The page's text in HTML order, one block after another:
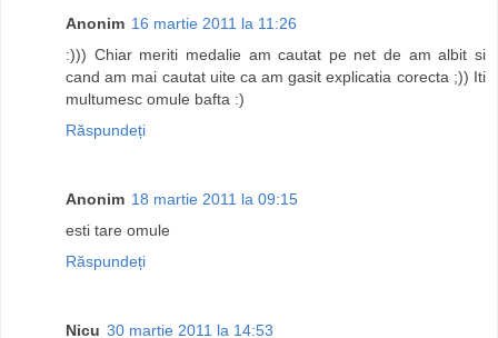
Anonim 16 martie 2011 la 11:26
:))) Chiar meriti medalie am cautat pe net de am albit si
cand am mai cautat uite ca am gasit explicatia corecta ;)) Iti
multumesc omule bafta :)
Răspundeți
Anonim 18 martie 2011 la 09:15
esti tare omule
Răspundeți
Nicu 30 martie 2011 la 14:53